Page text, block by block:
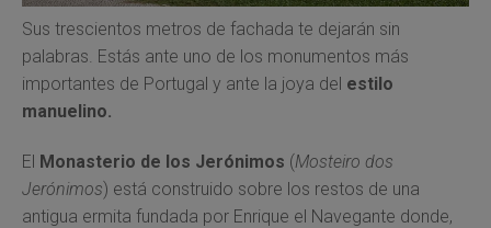
Sus trescientos metros de fachada te dejarán sin
palabras. Estás ante uno de los monumentos más
importantes de Portugal y ante la joya del estilo
manuelino.
El Monasterio de los Jerónimos (Mosteiro dos
Jerónimos) está construido sobre los restos de una
antigua ermita fundada por Enrique el Navegante donde,